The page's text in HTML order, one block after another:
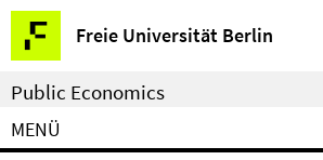
Springe
direkt
zu
Inhalt
Freie Universität Berlin
Service-
Navigation
Public Economics
MENÜ